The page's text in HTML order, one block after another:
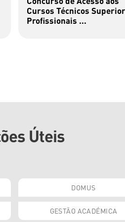
Cursos Técnicos
Profissionais ...
Úteis
DOMUS
GESTÃO ACADÉMICA